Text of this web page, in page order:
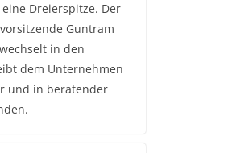
Dreierspitze. Der
Guntram
in den
dem Unternehmen
und in beratender